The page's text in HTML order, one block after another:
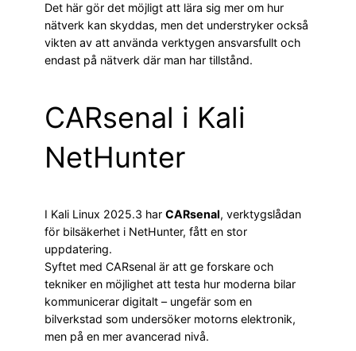
Det här gör det möjligt att lära sig mer om hur
nätverk kan skyddas, men det understryker också
vikten av att använda verktygen ansvarsfullt och
endast på nätverk där man har tillstånd.
CARsenal i Kali
NetHunter
I Kali Linux 2025.3 har CARsenal, verktygslådan
för bilsäkerhet i NetHunter, fått en stor
uppdatering.
Syftet med CARsenal är att ge forskare och
tekniker en möjlighet att testa hur moderna bilar
kommunicerar digitalt – ungefär som en
bilverkstad som undersöker motorns elektronik,
men på en mer avancerad nivå.